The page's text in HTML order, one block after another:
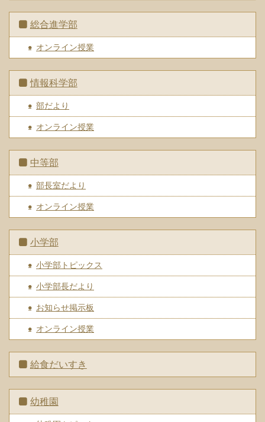
総合進学部
オンライン授業
情報科学部
部だより
オンライン授業
中等部
部長室だより
オンライン授業
小学部
小学部トピックス
小学部長だより
お知らせ掲示板
オンライン授業
給食だいすき
幼稚園